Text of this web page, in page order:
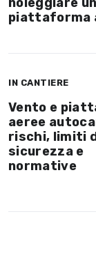
noleggiare
piattaforma
IN CANTIERE
Vento e
aeree
rischi, limiti
sicurezza e
normative